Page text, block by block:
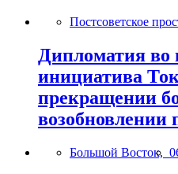
Постсоветское
Дипломатия во
инициатива
прекращении
возобновлении
Большой Восток,